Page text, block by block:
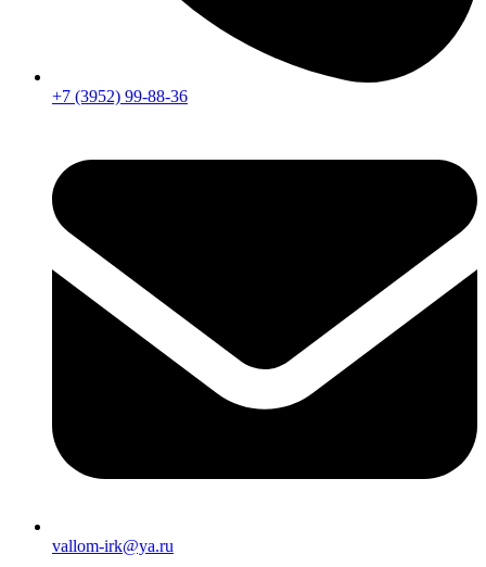
+7 (3952) 99-88-36
vallom-irk@ya.ru